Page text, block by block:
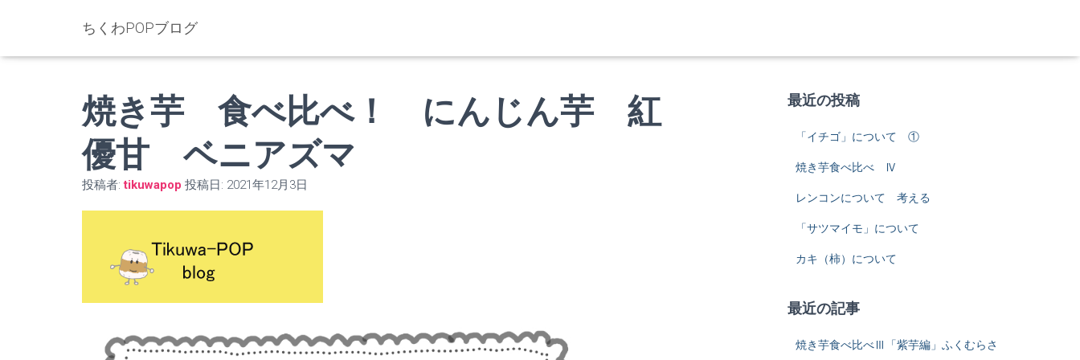
ちくわPOPブログ
焼き芋 食べ比べ！ にんじん芋 紅
優甘 ベニアズマ
投稿者:tikuwapop 投稿日: 2021年12月3日
最近の投稿
「イチゴ」について ①
焼き芋食べ比べ Ⅳ
レンコンについて 考える
「サツマイモ」について
カキ（柿）について
最近の記事
焼き芋食べ比べⅢ「紫芋編」ふくむらさ